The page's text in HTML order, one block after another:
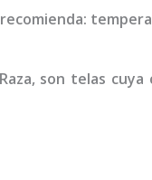
son telas cuya